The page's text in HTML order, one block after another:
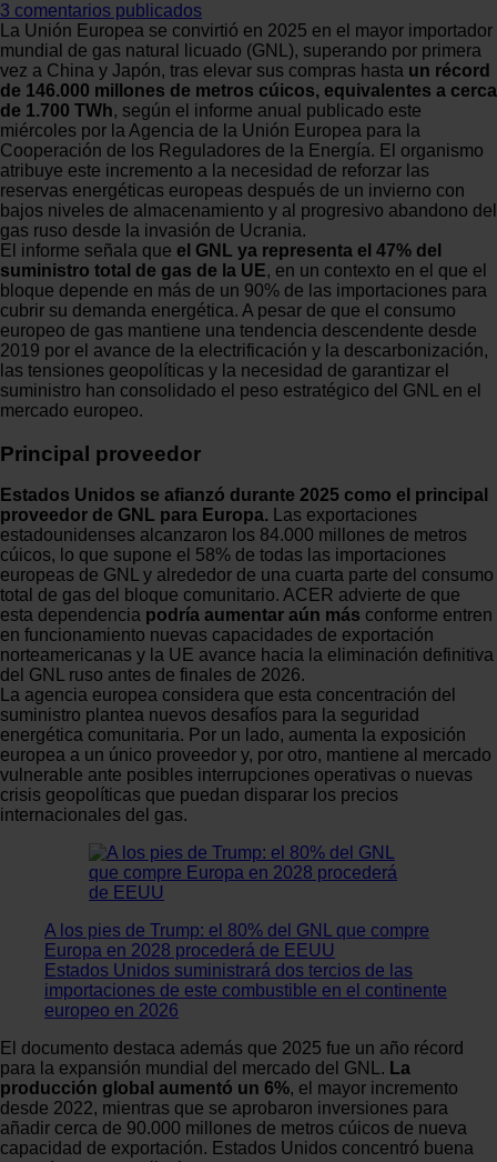
3 comentarios publicados
La Unión Europea se convirtió en 2025 en el mayor importador
mundial de gas natural licuado (GNL), superando por primera
vez a China y Japón, tras elevar sus compras hasta un récord
de 146.000 millones de metros cúicos, equivalentes a cerca
de 1.700 TWh, según el informe anual publicado este
miércoles por la Agencia de la Unión Europea para la
Cooperación de los Reguladores de la Energía. El organismo
atribuye este incremento a la necesidad de reforzar las
reservas energéticas europeas después de un invierno con
bajos niveles de almacenamiento y al progresivo abandono del
gas ruso desde la invasión de Ucrania.
El informe señala que el GNL ya representa el 47% del
suministro total de gas de la UE, en un contexto en el que el
bloque depende en más de un 90% de las importaciones para
cubrir su demanda energética. A pesar de que el consumo
europeo de gas mantiene una tendencia descendente desde
2019 por el avance de la electrificación y la descarbonización,
las tensiones geopolíticas y la necesidad de garantizar el
suministro han consolidado el peso estratégico del GNL en el
mercado europeo.
Principal proveedor
Estados Unidos se afianzó durante 2025 como el principal
proveedor de GNL para Europa. Las exportaciones
estadounidenses alcanzaron los 84.000 millones de metros
cúicos, lo que supone el 58% de todas las importaciones
europeas de GNL y alrededor de una cuarta parte del consumo
total de gas del bloque comunitario. ACER advierte de que
esta dependencia podría aumentar aún más conforme entren
en funcionamiento nuevas capacidades de exportación
norteamericanas y la UE avance hacia la eliminación definitiva
del GNL ruso antes de finales de 2026.
La agencia europea considera que esta concentración del
suministro plantea nuevos desafíos para la seguridad
energética comunitaria. Por un lado, aumenta la exposición
europea a un único proveedor y, por otro, mantiene al mercado
vulnerable ante posibles interrupciones operativas o nuevas
crisis geopolíticas que puedan disparar los precios
internacionales del gas.
A los pies de Trump: el 80% del GNL que compre
Europa en 2028 procederá de EEUU
Estados Unidos suministrará dos tercios de las
importaciones de este combustible en el continente
europeo en 2026
El documento destaca además que 2025 fue un año récord
para la expansión mundial del mercado del GNL. La
producción global aumentó un 6%, el mayor incremento
desde 2022, mientras que se aprobaron inversiones para
añadir cerca de 90.000 millones de metros cúicos de nueva
capacidad de exportación. Estados Unidos concentró buena